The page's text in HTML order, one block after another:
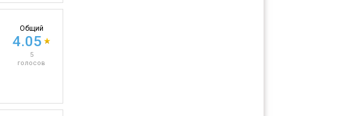
Общий
4.05
5
голосов